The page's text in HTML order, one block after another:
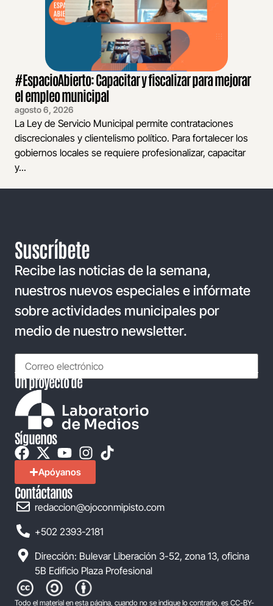
#EspacioAbierto: Capacitar y fiscalizar para mejorar
el empleo municipal
agosto 6, 2026
La Ley de Servicio Municipal permite contrataciones
discrecionales y clientelismo político. Para fortalecer los
gobiernos locales se requiere profesionalizar, capacitar
y...
Suscríbete
Recibe las noticias de la semana,
nuestros nuevos especiales e infórmate
sobre actividades municipales por
medio de nuestro newsletter.
Un proyecto de
Síguenos
Apóyanos
Contáctanos
redaccion@ojoconmipisto.com
+502 2393-2181
Dirección: Bulevar Liberación 3-52, zona 13, oficina
5B Edificio Plaza Profesional
Todo el material en esta página, cuando no se indique lo contrario, es CC-BY-